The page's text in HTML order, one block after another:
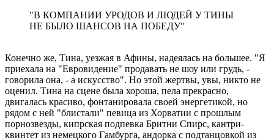
"В КОМПАНИИ УРОДОВ И ЛЮДЕЙ У ТИНЫ
НЕ БЫЛО ШАНСОВ НА ПОБЕДУ"
Конечно же, Тина, уезжая в Афины, надеялась на большее. "Я
приехала на "Евровидение" продавать не шоу или грудь, -
говорила она, - а искусство". Но этой жертвы, увы, никто не
оценил. Тина на сцене была хороша, пела прекрасно,
двигалась красиво, фонтанировала своей энергетикой, но
рядом с ней "блистали" певица из Хорватии с прошлым
порнозвезды, кипрская подпевка Бритни Спирс, кантри-
квинтет из немецкого Гамбурга, андорка с подтанцовкой из